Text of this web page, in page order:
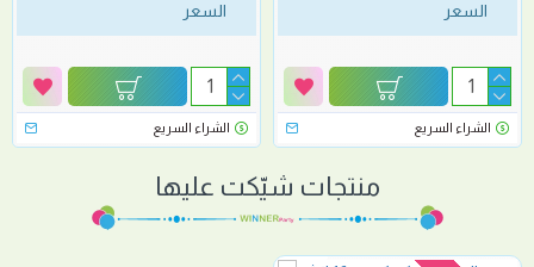
السعر
الشراء السريع
السعر
الشراء السريع
منتجات شيّكت عليها